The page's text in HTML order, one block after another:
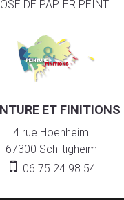
DE PAPIER PEINT
ET FINITIONS
4 rue Hoenheim
67300 Schiltigheim
06 75 24 98 54